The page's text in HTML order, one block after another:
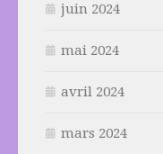
juin 2024
mai 2024
avril 2024
mars 2024